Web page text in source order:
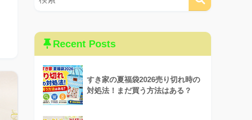
Recent Posts
すき家の夏福袋2026売り切れ時の
対処法！まだ買う方法はある？